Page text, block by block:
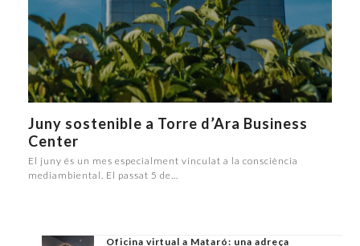
Juny sostenible a Torre d’Ara Business
Center
El juny és un mes especialment vinculat a la consciència
mediambiental. El passat 5 de…
Oficina virtual a Mataró: una adreça